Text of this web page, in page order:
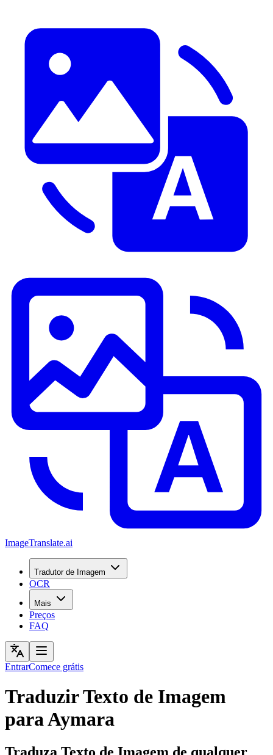
ImageTranslate.ai
Tradutor de Imagem
OCR
Mais
Preços
FAQ
EntrarComece grátis
Traduzir Texto de Imagem
para Aymara